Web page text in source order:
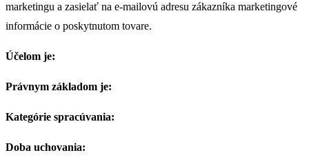
marketingu a zasielať na e-mailovú adresu zákazníka marketingové
informácie o poskytnutom tovare.
Účelom je:
Právnym základom je:
Kategórie spracúvania:
Doba uchovania: